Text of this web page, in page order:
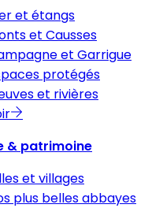
et étangs
et Causses
et Garrigue
protégés
et rivières
& patrimoine
et villages
plus belles abbayes